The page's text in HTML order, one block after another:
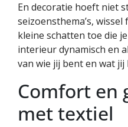
En decoratie hoeft niet
seizoensthema’s,
kleine schatten toe die
interieur dynamisch en
van wie jij bent en wat
Comfort en
met textiel